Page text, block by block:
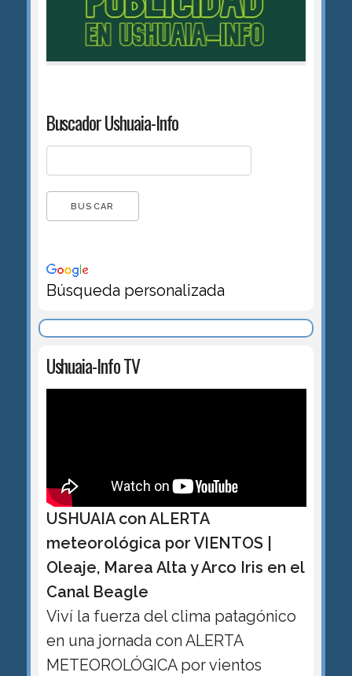
Buscador Ushuaia-Info
Búsqueda personalizada
Ushuaia-Info TV
USHUAIA con ALERTA
meteorológica por VIENTOS |
Oleaje, Marea Alta y Arco Iris en el
Canal Beagle
Viví la fuerza del clima patagónico
en una jornada con ALERTA
METEOROLÓGICA por vientos